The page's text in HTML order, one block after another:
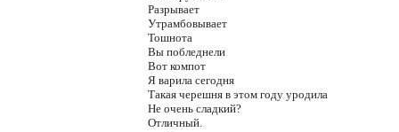
Разрывает
Утрамбовывает
Тошнота
Вы побледнели
Вот компот
Я варила сегодня
Такая черешня в этом году уродила
Не очень сладкий?
Отличный.